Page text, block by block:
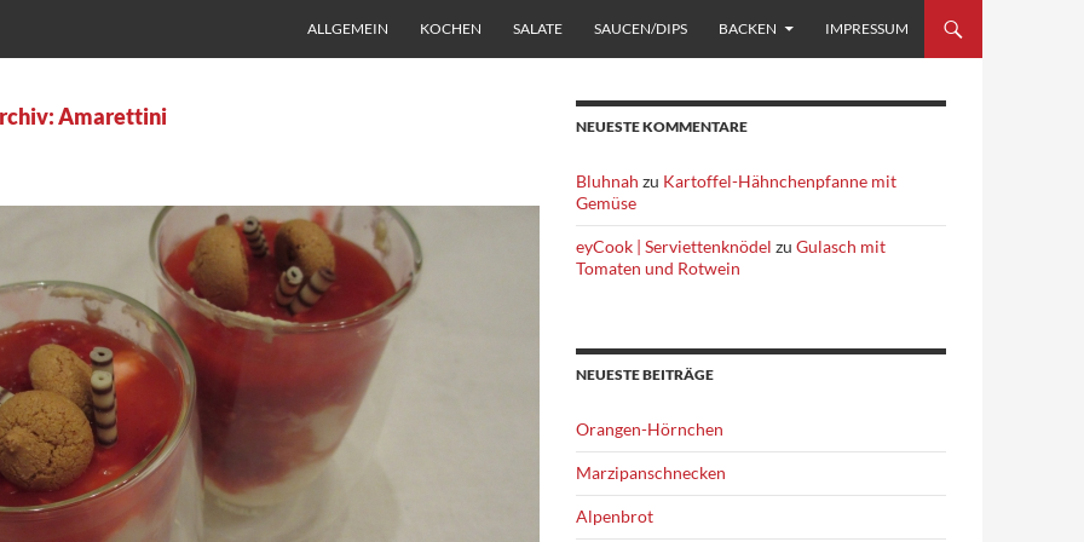
ALLGEMEIN KOCHEN SALATE SAUCEN/DIPS BACKEN IMPRESSUM
Amarettini NEUESTE KOMMENTARE
Bluhnah zu Kartoffel-Hähnchenpfanne mit
Gemüse
eyCook | Serviettenknödel zu Gulasch mit
Tomaten und Rotwein
NEUESTE BEITRÄGE
Orangen-Hörnchen
Marzipanschnecken
Alpenbrot